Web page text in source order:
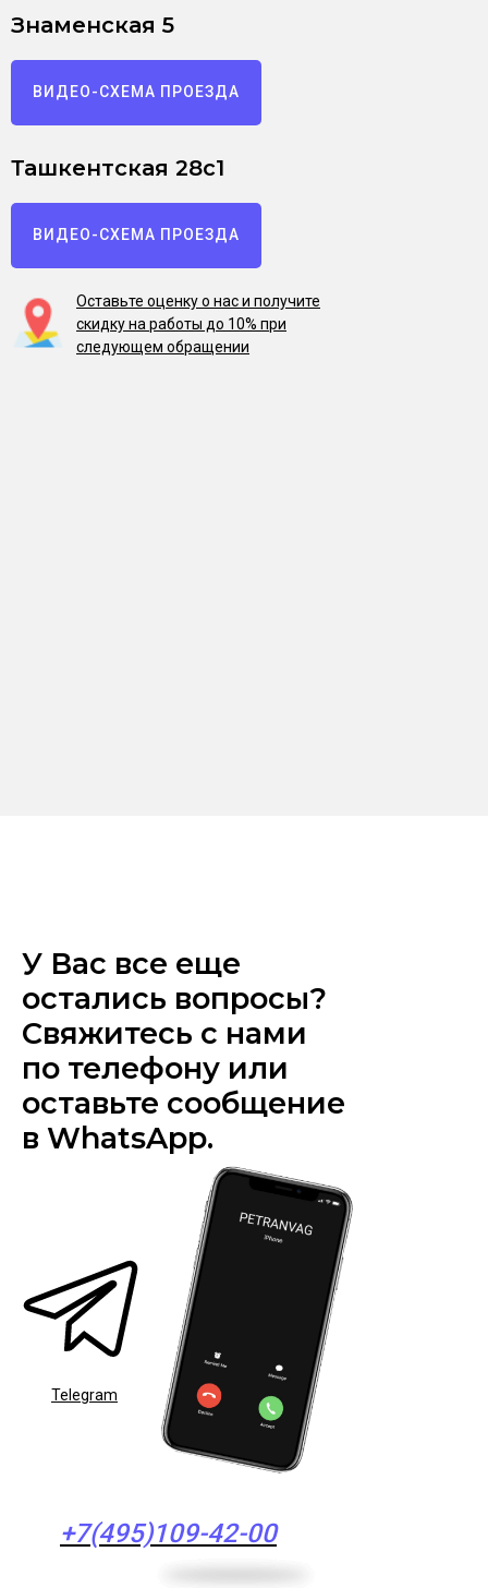
Знаменская 5
ВИДЕО-СХЕМА ПРОЕЗДА
Ташкентская 28с1
ВИДЕО-СХЕМА ПРОЕЗДА
Оставьте оценку о нас и получите
скидку на работы до 10% при
следующем обращении
У Вас все еще
остались вопросы?
Свяжитесь с нами
по телефону или
оставьте сообщение
в WhatsApp.
Telegram
+7(495)109-42-00